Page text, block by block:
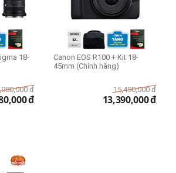
18-
đ
đ
Canon EOS R100 + Kit 18-
45mm (Chính hãng)
15,490,000 đ
13,390,000đ